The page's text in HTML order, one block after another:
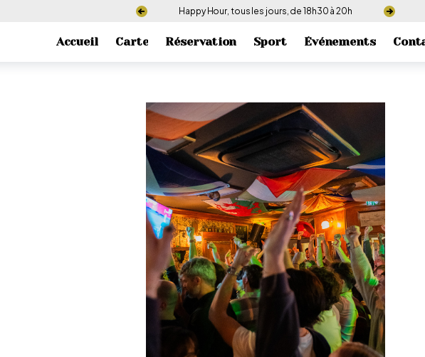
Happy Hour, tous les jours, de 18h30 à 20h
Accueil Carte Réservation Sport Événements